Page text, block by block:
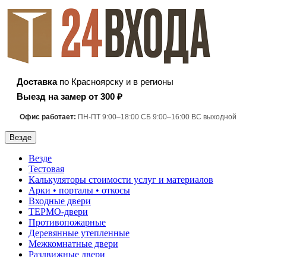
Доставкапо Красноярску и в регионы
Выезд на замер от 300 ₽
Офис работает: ПН-ПТ 9:00–18:00 СБ 9:00–16:00 ВС выходной
Везде
Везде
Тестовая
Калькуляторы стоимости услуг и материалов
Арки • порталы • откосы
Входные двери
ТЕРМО-двери
Противопожарные
Деревянные утепленные
Межкомнатные двери
Раздвижные двери